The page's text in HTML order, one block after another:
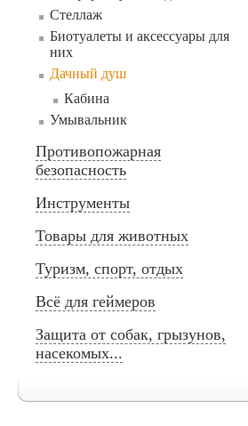
Стеллаж
Биотуалеты и аксессуары для
них
Дачный душ
Кабина
Умывальник
Противопожарная
безопасность
Инструменты
Товары для животных
Туризм, спорт, отдых
Всё для геймеров
Защита от собак, грызунов,
насекомых...